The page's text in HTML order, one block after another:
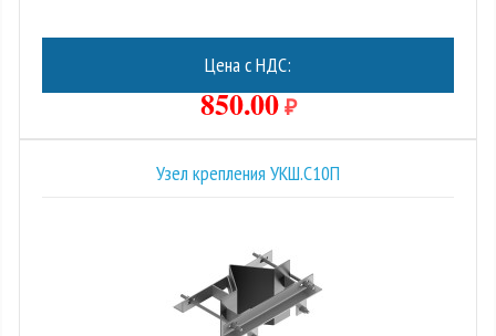
Цена с НДС:
850.00₽
Узел крепления УКШ.С10П